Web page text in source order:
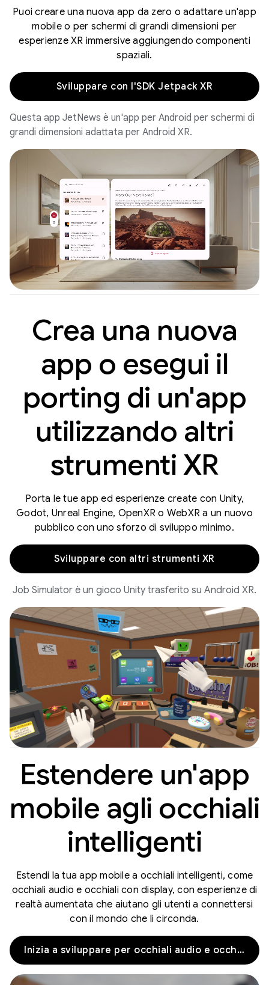
Puoi creare una nuova app da zero o adattare un'app
mobile o per schermi di grandi dimensioni per
esperienze XR immersive aggiungendo componenti
spaziali.
Sviluppare con l'SDK Jetpack XR
Questa app JetNews è un'app per Android per schermi di
grandi dimensioni adattata per Android XR.
Crea una nuova
app o esegui il
porting di un'app
utilizzando altri
strumenti XR
Porta le tue app ed esperienze create con Unity,
Godot, Unreal Engine, OpenXR o WebXR a un nuovo
pubblico con uno sforzo di sviluppo minimo.
Sviluppare con altri strumenti XR
Job Simulator è un gioco Unity trasferito su Android XR.
Estendere un'app
mobile agli occhiali
intelligenti
Estendi la tua app mobile a occhiali intelligenti, come
occhiali audio e occhiali con display, con esperienze di
realtà aumentata che aiutano gli utenti a connettersi
con il mondo che li circonda.
Inizia a sviluppare per occhiali audio e occhiali con display